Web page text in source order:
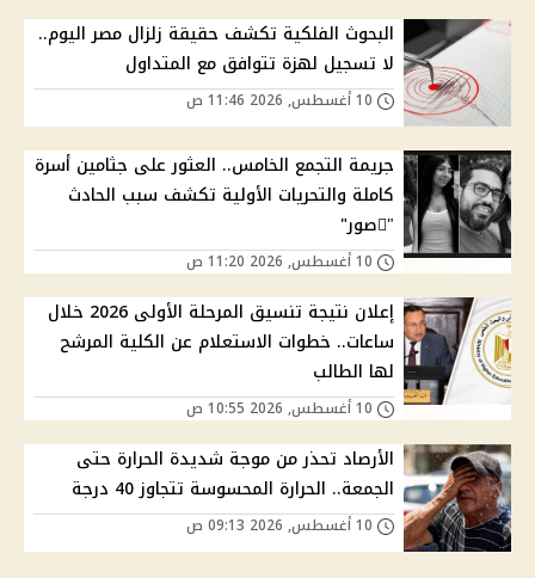
البحوث الفلكية تكشف حقيقة زلزال مصر اليوم..
لا تسجيل لهزة تتوافق مع المتداول
جريمة التجمع الخامس.. العثور على جثامين أسرة
كاملة والتحريات الأولية تكشف سبب الحادث
"ًصور"
إعلان نتيجة تنسيق المرحلة الأولى 2026 خلال
ساعات.. خطوات الاستعلام عن الكلية المرشح
لها الطالب
الأرصاد تحذر من موجة شديدة الحرارة حتى
الجمعة.. الحرارة المحسوسة تتجاوز 40 درجة